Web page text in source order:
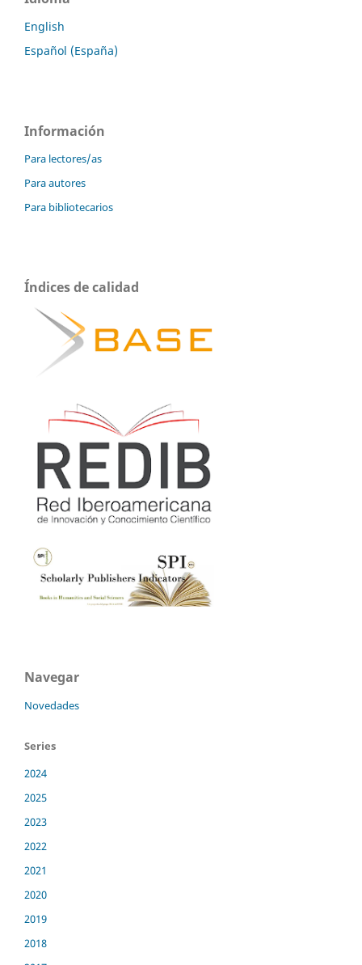
English
Español (España)
Información
Para lectores/as
Para autores
Para bibliotecarios
Índices de calidad
Navegar
Novedades
Series
2024
2025
2023
2022
2021
2020
2019
2018